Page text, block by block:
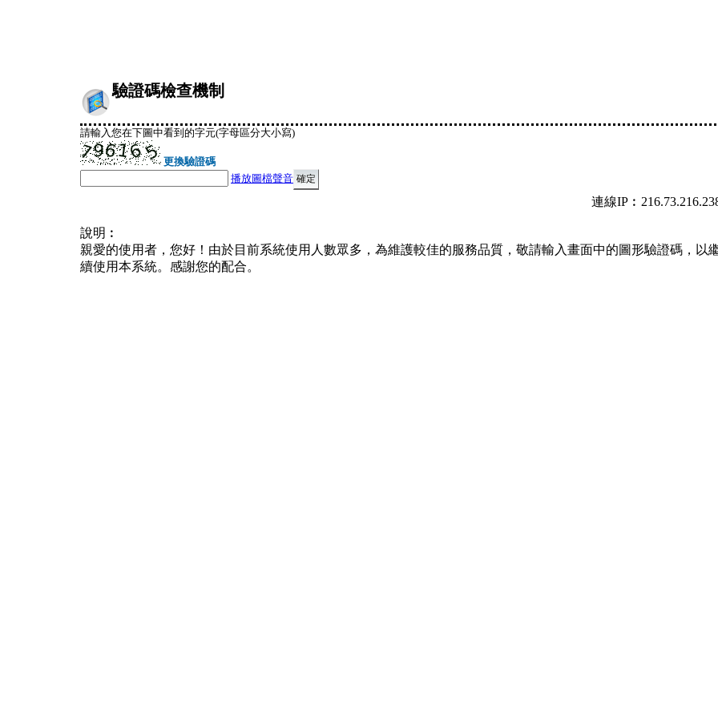
驗證碼檢查機制
請輸入您在下圖中看到的字元(字母區分大小寫)
更換驗證碼
播放圖檔聲音
連線
說明︰
親愛的使用者，您好！由於目前系統使用人數眾多，為維護較佳的服務品質，敬請輸入畫面中的圖形驗證碼，以
續使用本系統。感謝您的配合。